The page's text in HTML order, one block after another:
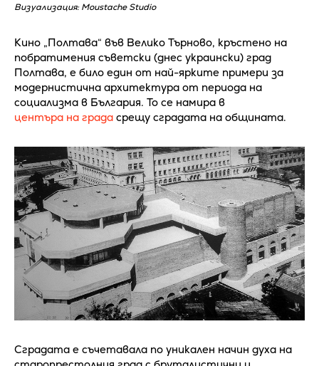
Визуализация: Moustache Studio
Кино „Полтава“ във Велико Търново, кръстено на
побратимения съветски (днес украински) град
Полтава, е било един от най-ярките примери за
модернистична архитектура от периода на
социализма в България. То се намира в
центъра на града срещу сградата на общината.
Сградата е съчетавала по уникален начин духа на